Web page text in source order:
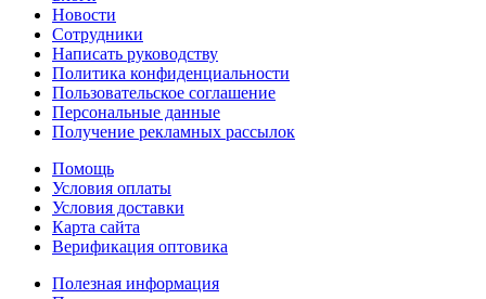
Новости
Сотрудники
Написать руководству
Политика конфиденциальности
Пользовательское соглашение
Персональные данные
Получение рекламных рассылок
Помощь
Условия оплаты
Условия доставки
Карта сайта
Верификация оптовика
Полезная информация